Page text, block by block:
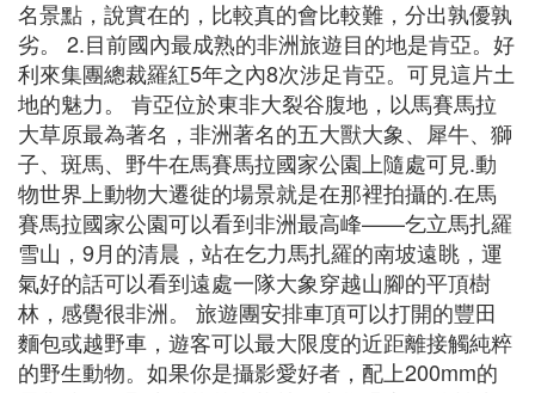
名景點，說實在的，比較真的會比較難，分出孰優孰
劣。 2.目前國內最成熟的非洲旅遊目的地是肯亞。好
利來集團總裁羅紅5年之內8次涉足肯亞。可見這片土
地的魅力。 肯亞位於東非大裂谷腹地，以馬賽馬拉
大草原最為著名，非洲著名的五大獸大象、犀牛、獅
子、斑馬、野牛在馬賽馬拉國家公園上隨處可見.動
物世界上動物大遷徙的場景就是在那裡拍攝的.在馬
賽馬拉國家公園可以看到非洲最高峰——乞立馬扎羅
雪山，9月的清晨，站在乞力馬扎羅的南坡遠眺，運
氣好的話可以看到遠處一隊大象穿越山腳的平頂樹
林，感覺很非洲。 旅遊團安排車頂可以打開的豐田
麵包或越野車，遊客可以最大限度的近距離接觸純粹
的野生動物。如果你是攝影愛好者，配上200mm的